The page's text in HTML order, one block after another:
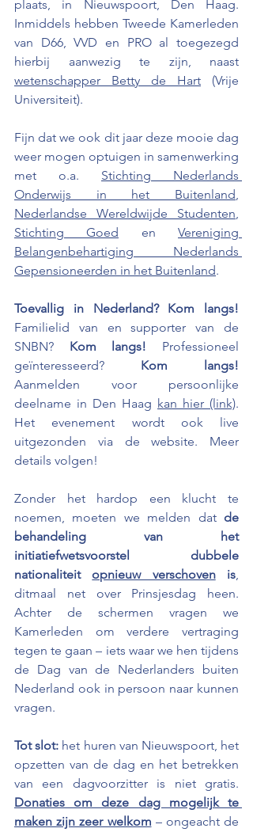
plaats, in Nieuwspoort, Den Haag.
Inmiddels hebben Tweede Kamerleden
van D66, VVD en PRO al toegezegd
wetenschapper Betty de Hart (Vrije
Universiteit).
Fijn dat we ook dit jaar deze mooie dag
weer mogen optuigen in samenwerking
met o.a. Stichting Nederlands
Onderwijs in het Buitenland
Nederlandse Wereldwijde Studenten
Stichting Goed en Vereniging
Belangenbehartiging Nederlands
Gepensioneerden in het Buitenland.
Familielid van en supporter van de
SNBN? Kom langs! Professioneel
geïnteresseerd?
Aanmelden voor persoonlijke
deelname in Den Haag kan hier (link).
Het evenement wordt ook live
uitgezonden via de website. Meer
details volgen!
Zonder het hardop een klucht te
noemen, moeten we melden dat de
behandeling van het
initiatiefwetsvoorstel dubbele
nationaliteit opnieuw verschoven is
ditmaal net over Prinsjesdag heen.
Achter de schermen vragen we
Kamerleden om verdere vertraging
tegen te gaan – iets waar we hen tijdens
de Dag van de Nederlanders buiten
Nederland ook in persoon naar kunnen
vragen.
Tot slot: het huren van Nieuwspoort, het
opzetten van de dag en het betrekken
Donaties om deze dag mogelijk te
maken zijn zeer welkom – ongeacht de